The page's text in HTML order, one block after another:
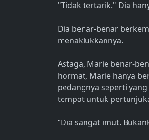
"Tidak tertarik." Dia
Dia benar-benar
menaklukkannya.
Astaga, Marie benar-
hormat, Marie hanya
pedangnya seperti
tempat untuk
“Dia sangat imut.